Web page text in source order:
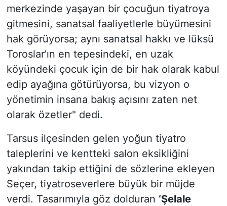
merkezinde yaşayan bir çocuğun tiyatroya
gitmesini, sanatsal faaliyetlerle büyümesini
hak görüyorsa; aynı sanatsal hakkı ve lüksü
Toroslar’ın en tepesindeki, en uzak
köyündeki çocuk için de bir hak olarak kabul
edip ayağına götürüyorsa, bu vizyon o
yönetimin insana bakış açısını zaten net
olarak özetler" dedi.
Tarsus ilçesinden gelen yoğun tiyatro
taleplerini ve kentteki salon eksikliğini
yakından takip ettiğini de sözlerine ekleyen
Seçer, tiyatroseverlere büyük bir müjde
verdi. Tasarımıyla göz dolduran ‘Şelale